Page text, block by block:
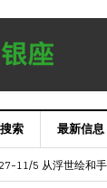
搜索 最新信息
【欧洲七叶树门
11/5 从浮世绘和